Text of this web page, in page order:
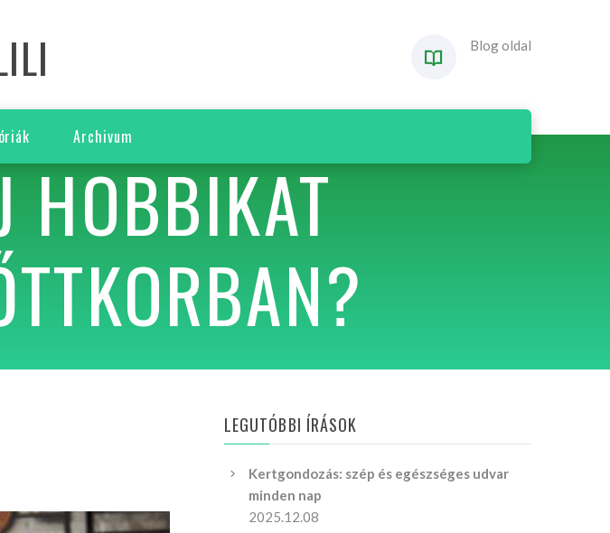
Blog oldal
Archivum
HOBBIKAT
LEGUTÓBBI ÍRÁSOK
Kertgondozás: szép és egészséges udvar
minden nap
2025.12.08